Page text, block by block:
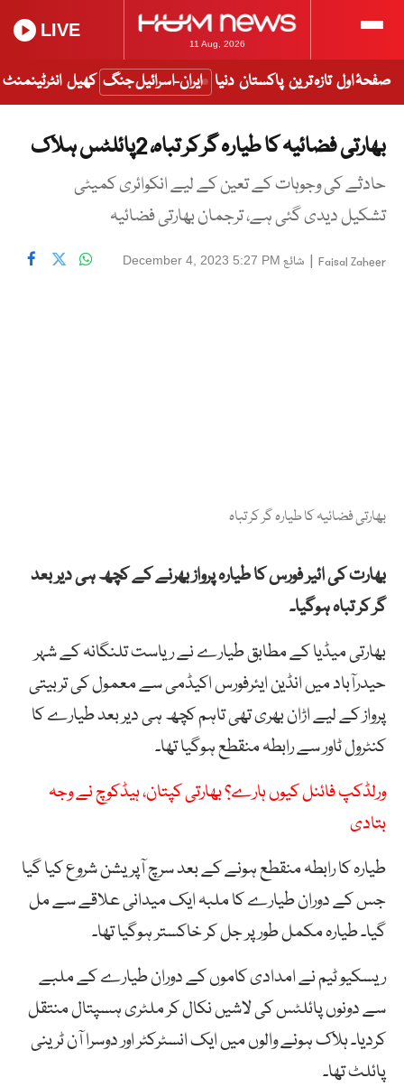
11 Aug, 2026
LIVE
صفحۂ اول تازہ ترین پاکستان دنیا ایران-اسرائیل جنگ کھیل انٹرٹینمنٹ
بھارتی فضائیہ کا طیارہ گر کر تباہ، 2پائلٹس ہلاک
حادثے کی وجوہات کے تعین کے لیے انکوائری کمیٹی
تشکیل دیدی گئی ہے، ترجمان بھارتی فضائیہ
Faisal Zaheer
| شائع December 4, 2023 5:27 PM
بھارتی فضائیہ کا طیارہ گر کر تباہ
بھارت کی ائیر فورس کا طیارہ پرواز بھرنے کے کچھ ہی دیر بعد
گر کر تباہ ہوگیا۔
بھارتی میڈیا کے مطابق طیارے نے ریاست تلنگانہ کے شہر
حیدرآباد میں انڈین ایئرفورس اکیڈمی سے معمول کی تربیتی
پرواز کے لیے اڑان بھری تھی تاہم کچھ ہی دیر بعد طیارے کا
کنٹرول ٹاور سے رابطہ منقطع ہوگیا تھا۔
ورلڈکپ فائنل کیوں ہارے؟ بھارتی کپتان، ہیڈکوچ نے وجہ
بتادی
طیارہ کا رابطہ منقطع ہونے کے بعد سرچ آپریشن شروع کیا گیا
جس کے دوران طیارے کا ملبہ ایک میدانی علاقے سے مل
گیا۔ طیارہ مکمل طور پر جل کر خاکستر ہوگیا تھا۔
ریسکیو ٹیم نے امدادی کاموں کے دوران طیارے کے ملبے
سے دونوں پائلٹس کی لاشیں نکال کر ملٹری ہسپتال منتقل
کردیا۔ ہلاک ہونے والوں میں ایک انسٹرکٹر اور دوسرا آن ٹرینی
پائلٹ تھا۔